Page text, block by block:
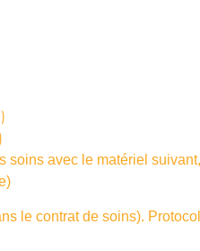
avec le matériel
le contrat de soins).